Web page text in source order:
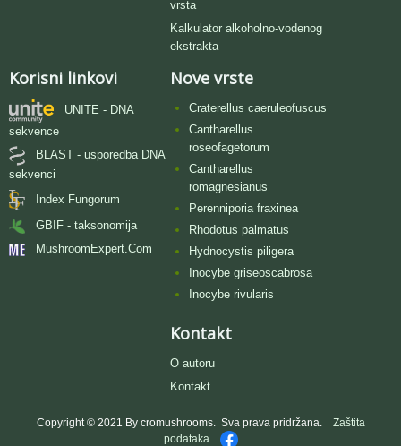
vrsta
Kalkulator alkoholno-vodenog
ekstrakta
Korisni linkovi
UNITE - DNA
sekvence
BLAST - usporedba DNA
sekvenci
Index Fungorum
GBIF - taksonomija
MushroomExpert.Com
Nove vrste
Craterellus caeruleofuscus
Cantharellus
roseofagetorum
Cantharellus
romagnesianus
Perenniporia fraxinea
Rhodotus palmatus
Hydnocystis piligera
Inocybe griseoscabrosa
Inocybe rivularis
Kontakt
O autoru
Kontakt
Copyright © 2021 By cromushrooms. Sva prava pridržana. Zaštita
podataka